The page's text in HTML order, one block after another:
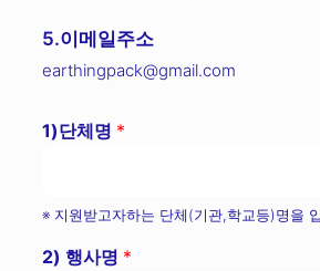
5.이메일주소
earthingpack@gmail.com
1)단체명 *
※ 지원받고자하는 단체(기관,학교등)명을
2) 행사명 *